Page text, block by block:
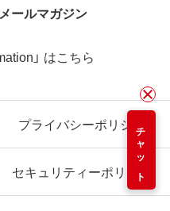
チャット
ールマガジン
」 はこちら
プライバシーポリシー
セキュリティーポリシー